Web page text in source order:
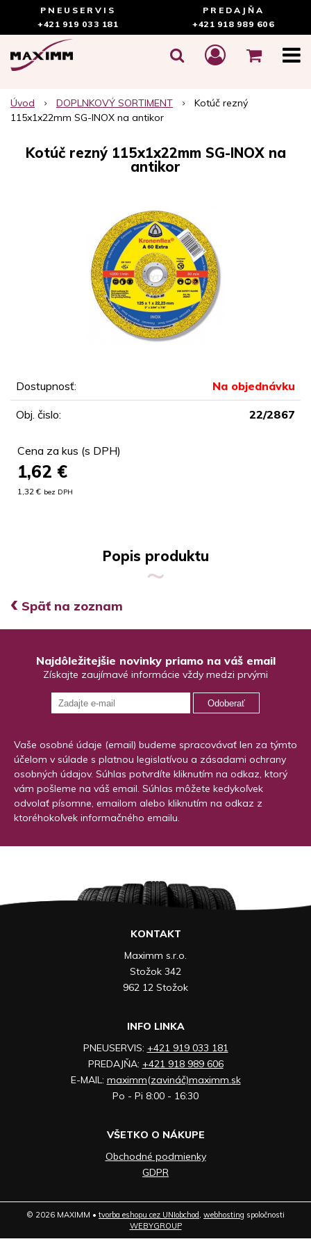
PNEUSERVIS
+421 919 033 181
PREDAJŇA
+421 918 989 606
Úvod DOPLNKOVÝ SORTIMENT
Kotúč rezný
115x1x22mm SG-INOX na antikor
Kotúč rezný 115x1x22mm SG-INOX na
antikor
Dostupnosť: Na objednávku
Obj. čislo: 22/2867
Cena za kus (s DPH)
1,62 €
1,32 € bez DPH
Popis produktu
‹ Späť na zoznam
Najdôležitejšie novinky priamo na váš email
Získajte zaujímavé informácie vždy medzi prvými
Odoberať
Vaše osobné údaje (email) budeme spracovávať len za týmto
účelom v súlade s platnou legislatívou a zásadami ochrany
osobných údajov. Súhlas potvrdíte kliknutím na odkaz, ktorý
vám pošleme na váš email. Súhlas môžete kedykoľvek
odvolať písomne, emailom alebo kliknutím na odkaz z
ktoréhokoľvek informačného emailu.
KONTAKT
Maximm s.r.o.
Stožok 342
962 12 Stožok
INFO LINKA
PNEUSERVIS: +421 919 033 181
PREDAJŇA: +421 918 989 606
E-MAIL: maximm(zavináč)maximm.sk
Po - Pi 8:00 - 16:30
VŠETKO O NÁKUPE
Obchodné podmienky
GDPR
© 2026 MAXIMM • tvorba eshopu cez UNIobchod webhosting spoločnosti
WEBYGROUP